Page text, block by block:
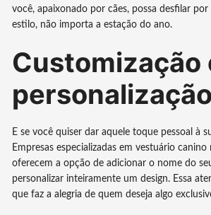
você, apaixonado por cães, possa desfilar
estilo, não importa a estação do ano.
Customização
personalização
E se você quiser dar aquele toque pessoal à
Empresas especializadas em vestuário canino
oferecem a opção de adicionar o nome do
personalizar inteiramente um design. Essa
que faz a alegria de quem deseja algo